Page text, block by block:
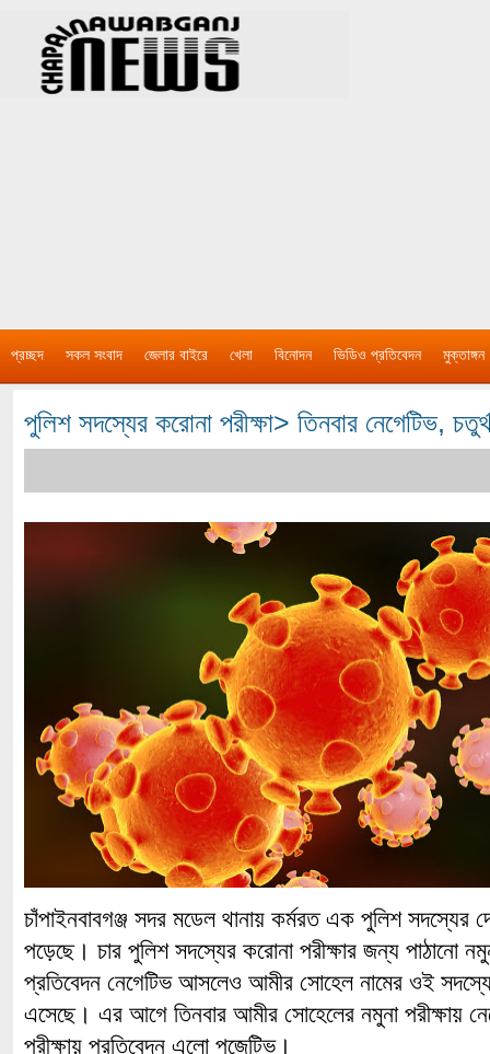
প্রচ্ছদ সকল সংবাদ জেলার বাইরে খেলা বিনোদন ভিডিও প্রতিবেদন মুক্তাঙ্গন
পুলিশ সদস্যের করোনা পরীক্ষা> তিনবার নেগেটিভ,
চাঁপাইনবাবগঞ্জ সদর মডেল থানায় কর্মরত এক পুলিশ সদস্যের
পড়েছে। চার পুলিশ সদস্যের করোনা পরীক্ষার জন্য পাঠানো
প্রতিবেদন নেগেটিভ আসলেও আমীর সোহেল নামের ওই
এসেছে। এর আগে তিনবার আমীর সোহেলের নমুনা পরীক্ষায়
পরীক্ষায় প্রতিবেদন এলো পজেটিভ।